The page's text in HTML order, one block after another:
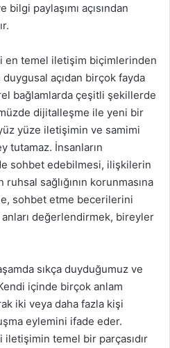
paylaşımı açısından
en temel iletişim biçimlerinden
açıdan birçok fayda
bağlamlarda çeşitli şekillerde
dijitalleşme ile yeni bir
yüze iletişimin ve samimi
tutamaz. İnsanların
sohbet edebilmesi, ilişkilerin
sağlığının korunmasına
sohbet etme becerilerini
değerlendirmek, bireyler
sıkça duyduğumuz ve
içinde birçok anlam
iki veya daha fazla kişi
eylemini ifade eder.
iletişimin temel bir parçasıdır